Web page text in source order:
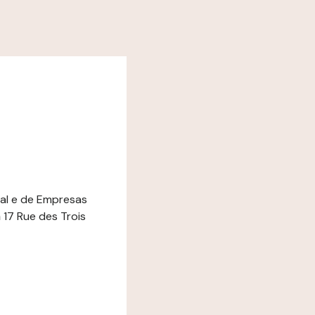
e de Empresas
Rue des Trois